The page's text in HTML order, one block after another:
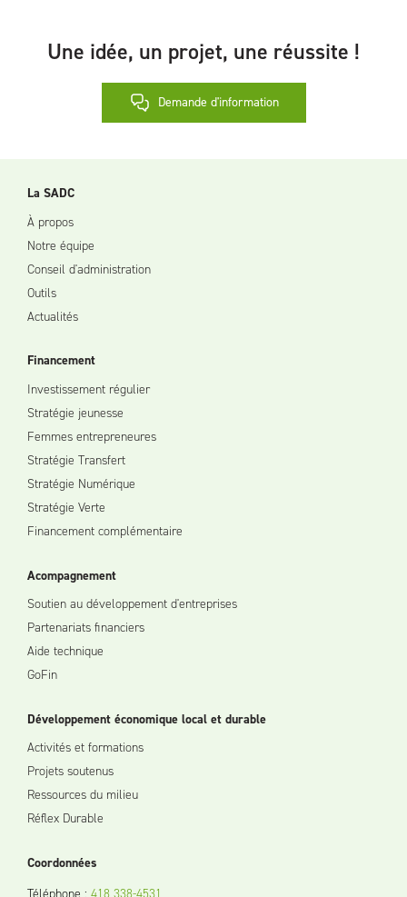
Une idée, un projet, une réussite !
Demande d'information
La SADC
À propos
Notre équipe
Conseil d'administration
Outils
Actualités
Financement
Investissement régulier
Stratégie jeunesse
Femmes entrepreneures
Stratégie Transfert
Stratégie Numérique
Stratégie Verte
Financement complémentaire
Acompagnement
Soutien au développement d'entreprises
Partenariats financiers
Aide technique
GoFin
Développement économique local et durable
Activités et formations
Projets soutenus
Ressources du milieu
Réflex Durable
Coordonnées